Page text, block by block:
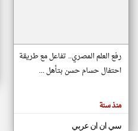
أهم
المقالات
الموجوده
هنا عن
رفع العلم المصري.. تفاعل مع طريقة
احتفال حسام حسن بتأهل ...
منذ سنة
سي ان ان عربي